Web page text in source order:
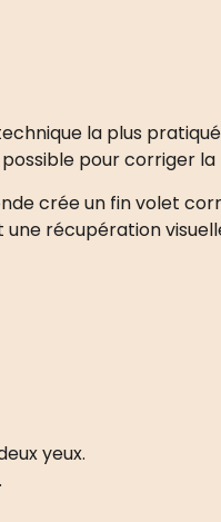
la plus
pour corriger
crée un fin volet
récupération
yeux.